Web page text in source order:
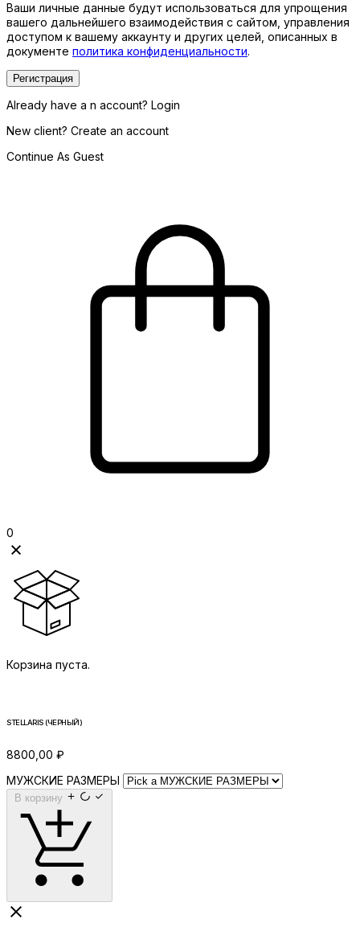
Ваши личные данные будут использоваться для упрощения
вашего дальнейшего взаимодействия с сайтом, управления
доступом к вашему аккаунту и других целей, описанных в
документе политика конфиденциальности.
Регистрация
Already have a n account? Login
New client? Create an account
Continue As Guest
0
Корзина пуста.
STELLARIS (ЧЕРНЫЙ)
8800,00 ₽
МУЖСКИЕ РАЗМЕРЫ
В корзину